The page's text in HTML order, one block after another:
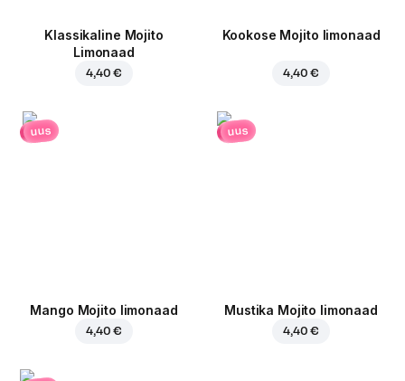
Klassikaline Mojito
Limonaad
4,40 €
Kookose Mojito limonaad
4,40 €
uus
Mango Mojito limonaad
4,40 €
uus
Mustika Mojito limonaad
4,40 €